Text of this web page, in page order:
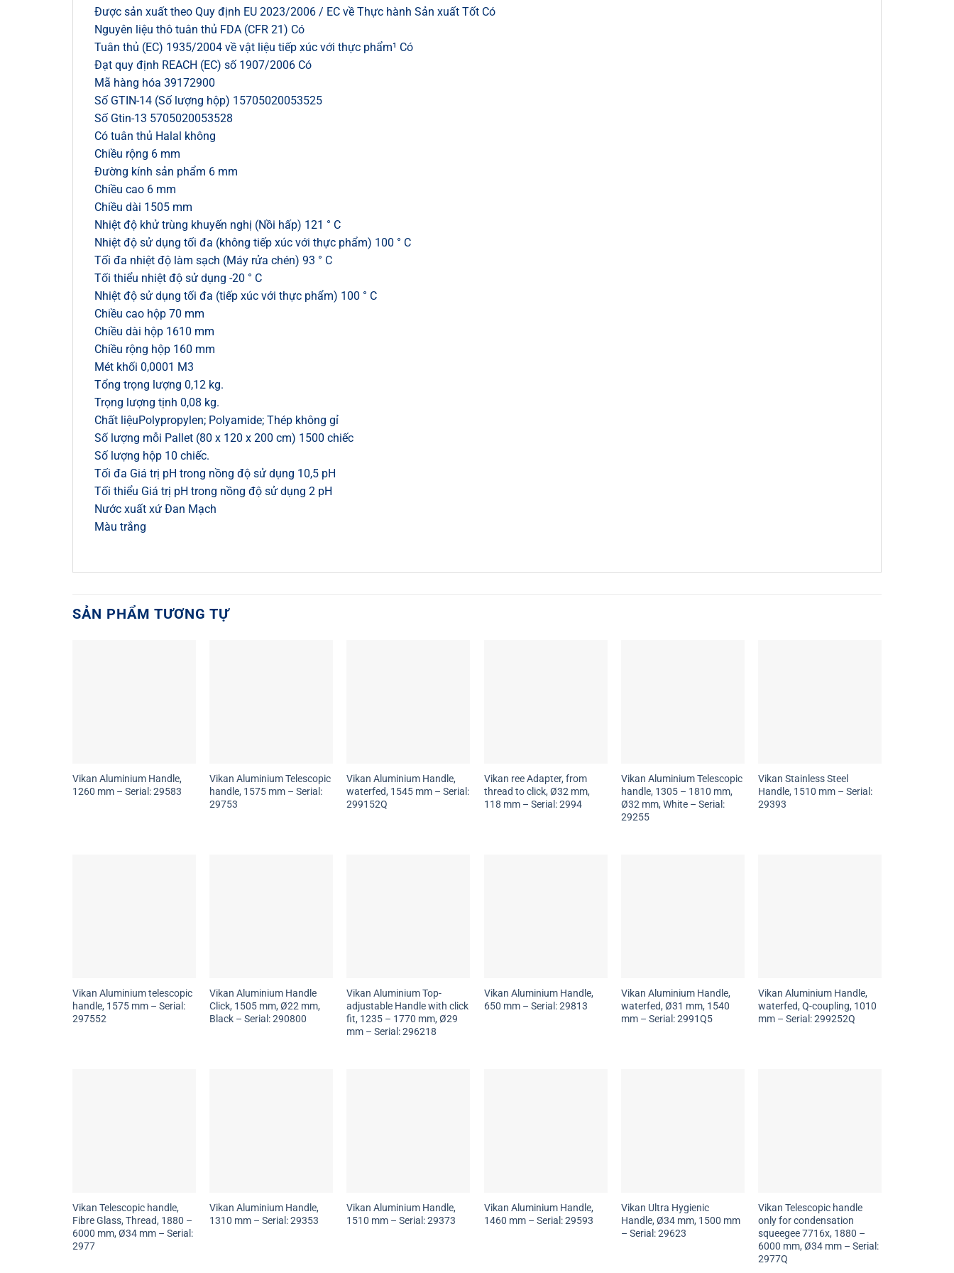
Được sản xuất theo Quy định EU 2023/2006 / EC về Thực hành Sản xuất Tốt Có
Nguyên liệu thô tuân thủ FDA (CFR 21) Có
Tuân thủ (EC) 1935/2004 về vật liệu tiếp xúc với thực phẩm¹ Có
Đạt quy định REACH (EC) số 1907/2006 Có
Mã hàng hóa 39172900
Số GTIN-14 (Số lượng hộp) 15705020053525
Số Gtin-13 5705020053528
Có tuân thủ Halal không
Chiều rộng 6 mm
Đường kính sản phẩm 6 mm
Chiều cao 6 mm
Chiều dài 1505 mm
Nhiệt độ khử trùng khuyến nghị (Nồi hấp) 121 ° C
Nhiệt độ sử dụng tối đa (không tiếp xúc với thực phẩm) 100 ° C
Tối đa nhiệt độ làm sạch (Máy rửa chén) 93 ° C
Tối thiểu nhiệt độ sử dụng -20 ° C
Nhiệt độ sử dụng tối đa (tiếp xúc với thực phẩm) 100 ° C
Chiều cao hộp 70 mm
Chiều dài hộp 1610 mm
Chiều rộng hộp 160 mm
Mét khối 0,0001 M3
Tổng trọng lượng 0,12 kg.
Trọng lượng tịnh 0,08 kg.
Chất liệuPolypropylen; Polyamide; Thép không gỉ
Số lượng mỗi Pallet (80 x 120 x 200 cm) 1500 chiếc
Số lượng hộp 10 chiếc.
Tối đa Giá trị pH trong nồng độ sử dụng 10,5 pH
Tối thiểu Giá trị pH trong nồng độ sử dụng 2 pH
Nước xuất xứ Đan Mạch
Màu trắng
SẢN PHẨM TƯƠNG TỰ
Vikan Aluminium Handle,
1260 mm – Serial: 29583
Vikan Aluminium Telescopic
handle, 1575 mm – Serial:
29753
Vikan Aluminium Handle,
waterfed, 1545 mm – Serial:
299152Q
Vikan ree Adapter, from
thread to click, Ø32 mm,
118 mm – Serial: 2994
Vikan Aluminium Telescopic
handle, 1305 – 1810 mm,
Ø32 mm, White – Serial:
29255
Vikan Stainless Steel
Handle, 1510 mm – Serial:
29393
Vikan Aluminium telescopic
handle, 1575 mm – Serial:
297552
Vikan Aluminium Handle
Click, 1505 mm, Ø22 mm,
Black – Serial: 290800
Vikan Aluminium Top-
adjustable Handle with click
fit, 1235 – 1770 mm, Ø29
mm – Serial: 296218
Vikan Aluminium Handle,
650 mm – Serial: 29813
Vikan Aluminium Handle,
waterfed, Ø31 mm, 1540
mm – Serial: 2991Q5
Vikan Aluminium Handle,
waterfed, Q-coupling, 1010
mm – Serial: 299252Q
Vikan Telescopic handle,
Fibre Glass, Thread, 1880 –
6000 mm, Ø34 mm – Serial:
2977
Vikan Aluminium Handle,
1310 mm – Serial: 29353
Vikan Aluminium Handle,
1510 mm – Serial: 29373
Vikan Aluminium Handle,
1460 mm – Serial: 29593
Vikan Ultra Hygienic
Handle, Ø34 mm, 1500 mm
– Serial: 29623
Vikan Telescopic handle
only for condensation
squeegee 7716x, 1880 –
6000 mm, Ø34 mm – Serial:
2977Q